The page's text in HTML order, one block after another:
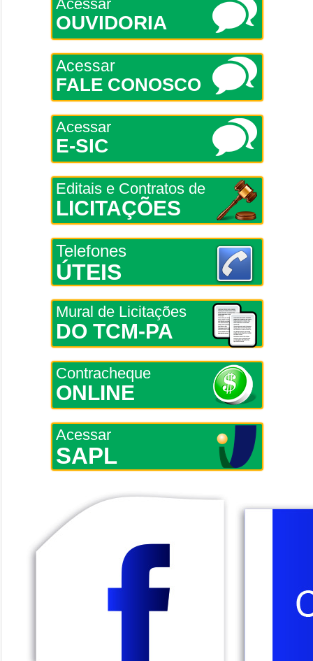
Acessar
OUVIDORIA
Acessar
FALE CONOSCO
Acessar
E-SIC
Editais e Contratos de
LICITAÇÕES
Telefones
ÚTEIS
Mural de Licitações
DO TCM-PA
Contracheque
ONLINE
Acessar
SAPL